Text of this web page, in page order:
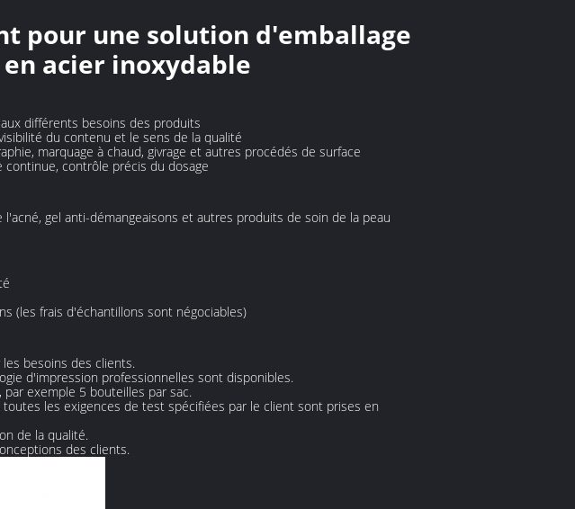
pour une solution d'emballage
acier inoxydable
différents besoins des produits
du contenu et le sens de la qualité
marquage à chaud, givrage et autres procédés de surface
contrôle précis du dosage
gel anti-démangeaisons et autres produits de soin de la peau
(les frais d'échantillons sont négociables)
besoins des clients.
d'impression professionnelles sont disponibles.
exemple 5 bouteilles par sac.
les exigences de test spécifiées par le client sont prises en
de la qualité.
des clients.